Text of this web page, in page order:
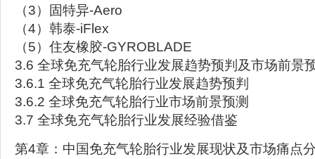
（3）固特异-Aero
（4）韩泰-iFlex
（5）住友橡胶-GYROBLADE
3.6 全球免充气轮胎行业发展趋势预判及市场前景
3.6.1 全球免充气轮胎行业发展趋势预判
3.6.2 全球免充气轮胎行业市场前景预测
3.7 全球免充气轮胎行业发展经验借鉴
第4章：中国免充气轮胎行业发展现状及市场痛点